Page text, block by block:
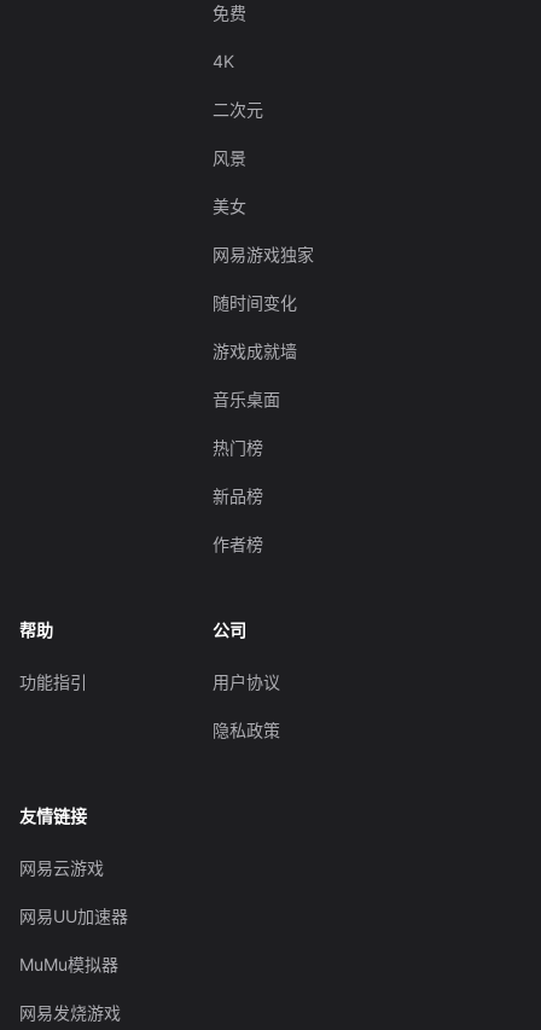
免费
4K
二次元
风景
美女
网易游戏独家
随时间变化
游戏成就墙
音乐桌面
热门榜
新品榜
作者榜
帮助
功能指引
公司
用户协议
隐私政策
友情链接
网易云游戏
网易UU加速器
MuMu模拟器
网易发烧游戏